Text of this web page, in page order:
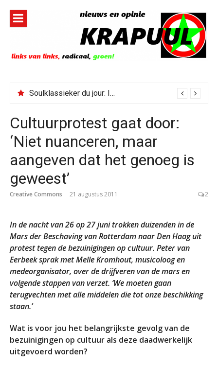
inhoud
Soulklassieker du jour: I Wish It Would Rain
Cultuurprotest gaat door:
‘Niet nuanceren, maar
aangeven dat het genoeg is
geweest’
Creative Commons 21 augustus 2011 2
In de nacht van 26 op 27 juni trokken duizenden in de
Mars der Beschaving van Rotterdam naar Den Haag uit
protest tegen de bezuinigingen op cultuur. Peter van
Eerbeek sprak met Melle Kromhout, musicoloog en
medeorganisator, over de drijfveren van de mars en
volgende stappen van verzet. ‘We moeten gaan
terugvechten met alle middelen die tot onze beschikking
staan.’
Wat is voor jou het belangrijkste gevolg van de
bezuinigingen op cultuur als deze daadwerkelijk
uitgevoerd worden?